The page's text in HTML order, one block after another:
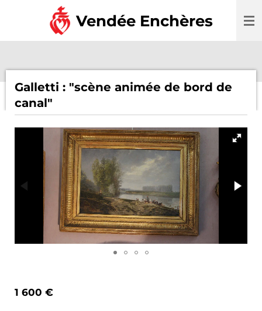
Vendée Enchères
Galletti : "scène animée de bord de
canal"
1 600 €